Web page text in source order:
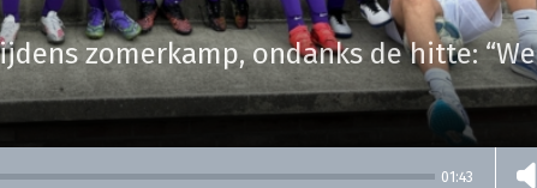
01:43
zomerkamp, ondanks de hitte: “We